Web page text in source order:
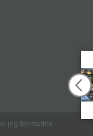
jog fenntartva